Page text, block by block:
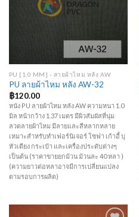
Wishlist
PU [1.0 MM] - ลายผ้าไหม หลัง AW
PU ลายผ้าไหม หลัง AW-32
฿120.00
หนัง PU ลายผ้าไหม หลัง AW ความหนา 1.0
มิล หน้ากว้าง 1.37 เมตร มีผิวสัมผัสที่นุ่ม
ลวดลายผ้าไหม มีลายและสีหลากหลาย
เหมาะสำหรับทำเฟอร์นิเจอร์ โซฟา เก้าอี้ บุ
หัวเตียง กระเป๋า และเครื่องประดับต่างๆ
เป็นต้น (ราคาขายยกม้วน ม้วนละ 40 หลา )
(ความยาวต่อหลาอาจมีการเปลี่ยนแปลง
ตามรอบการผลิต)